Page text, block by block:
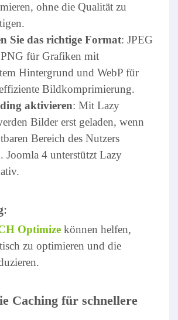
ohne die Qualität zu
Sie das richtige Format: JPEG
für Grafiken mit
Hintergrund und WebP für
Bildkomprimierung.
aktivieren: Mit Lazy
Bilder erst geladen, wenn
Bereich des Nutzers
Joomla 4 unterstützt Lazy
:
Optimize können helfen,
zu optimieren und die
Caching für schnellere